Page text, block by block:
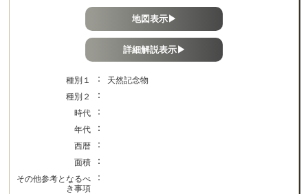
地図表示▶
詳細解説表示▶
種別１ ：
天然記念物
種別２
：
時代 ：
年代 ：
西暦 ：
面積 ：
その他参考となるべ
き事項
：